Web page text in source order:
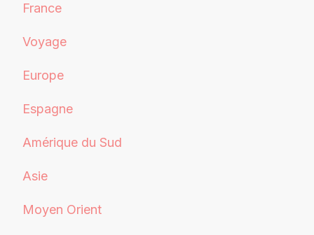
France
Voyage
Europe
Espagne
Amérique du Sud
Asie
Moyen Orient